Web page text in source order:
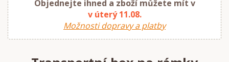
Objednejte ihned a zboží můžete mít v
v úterý 11.08.
Možnosti dopravy a platby